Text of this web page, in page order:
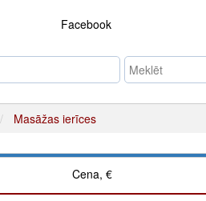
Facebook
Masāžas ierīces
Cena, €